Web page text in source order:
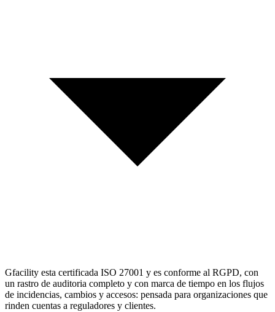
Gfacility esta certificada ISO 27001 y es conforme al RGPD, con
un rastro de auditoria completo y con marca de tiempo en los flujos
de incidencias, cambios y accesos: pensada para organizaciones que
rinden cuentas a reguladores y clientes.